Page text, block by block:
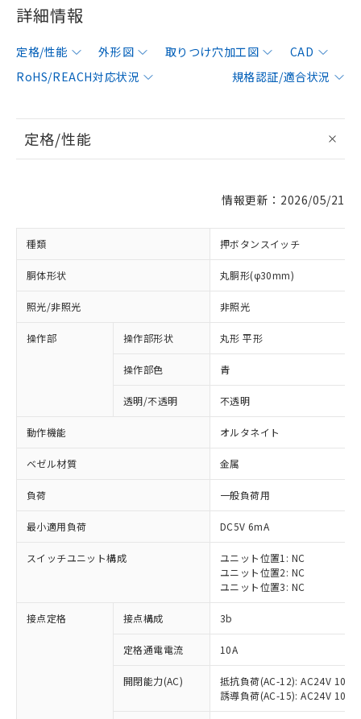
詳細情報
定格/性能 外形図 取りつけ穴加工図
CAD
RoHS/REACH対応状況
規格認証/適合状況
定格/性能
情報更新：2026/05/21
種類 押ボタンスイッチ
胴体形状 丸胴形(φ30mm)
照光/非照光 非照光
操作部 操作部形状 丸形 平形
操作部色 青
透明/不透明 不透明
動作機能 オルタネイト
ベゼル材質 金属
負荷 一般負荷用
最小適用負荷 DC5V 6mA
スイッチユニット構成
ユニット位置1: NC
ユニット位置2: NC
ユニット位置3: NC
接点定格 接点構成 3b
定格通電電流 10A
開閉能力(AC)
抵抗負荷(AC-12): AC24V 10A/
誘導負荷(AC-15): AC24V
※1 対応状況
対応済み：EU RoHS指令（10物質）の
非含有に対応した製品が提供可能な商品で
対応予定：EU RoHS指令（10物質）の非含